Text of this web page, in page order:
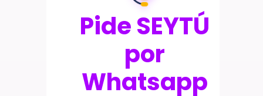
Pide SEYTÚ
por
Whatsapp